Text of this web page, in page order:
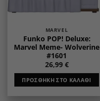
MARVEL
Funko POP! Deluxe:
Marvel Meme- Wolverine
#1601
26,99 €
ΠΡΟΣΘΉΚΗ ΣΤΟ ΚΑΛΆΘΙ